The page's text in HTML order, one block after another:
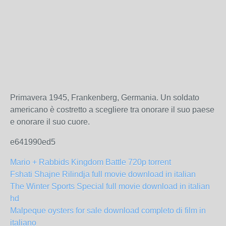
Primavera 1945, Frankenberg, Germania. Un soldato
americano è costretto a scegliere tra onorare il suo paese
e onorare il suo cuore.
e641990ed5
Mario + Rabbids Kingdom Battle 720p torrent
Fshati Shajne Rilindja full movie download in italian
The Winter Sports Special full movie download in italian
hd
Malpeque oysters for sale download completo di film in
italiano